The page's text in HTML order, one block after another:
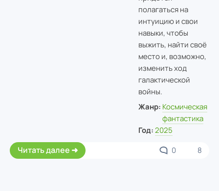
полагаться на
интуицию и свои
навыки, чтобы
выжить, найти своё
место и, возможно,
изменить ход
галактической
войны.
Жанр: Космическая
фантастика
Год: 2025
Читать далее 0 8